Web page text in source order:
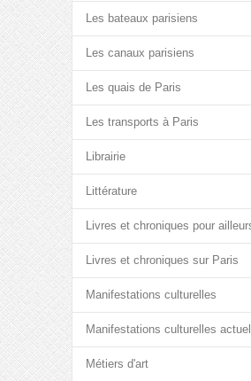
Les bateaux parisiens
Les canaux parisiens
Les quais de Paris
Les transports à Paris
Librairie
Littérature
Livres et chroniques pour
Livres et chroniques sur Paris
Manifestations culturelles
Manifestations culturelles
Métiers d'art